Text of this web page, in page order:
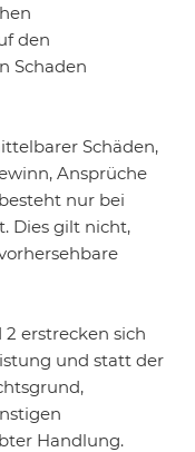
den
Schaden
Schäden,
Ansprüche
nur bei
Dies gilt nicht,
2 erstrecken sich
und statt der
Handlung.